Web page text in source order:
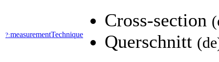
?:measurementTechnique
Cross-section
Querschnitt